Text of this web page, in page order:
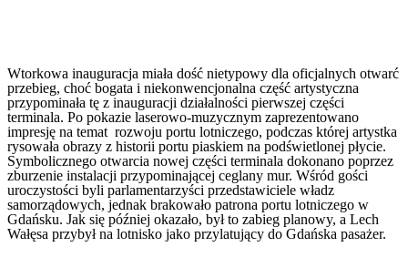
Wtorkowa inauguracja miała dość nietypowy dla oficjalnych otwarć
przebieg, choć bogata i niekonwencjonalna część artystyczna
przypominała tę z inauguracji działalności pierwszej części
terminala. Po pokazie laserowo-muzycznym zaprezentowano
impresję na temat rozwoju portu lotniczego, podczas której artystka
rysowała obrazy z historii portu piaskiem na podświetlonej płycie.
Symbolicznego otwarcia nowej części terminala dokonano poprzez
zburzenie instalacji przypominającej ceglany mur. Wśród gości
uroczystości byli parlamentarzyści przedstawiciele władz
samorządowych, jednak brakowało patrona portu lotniczego w
Gdańsku. Jak się później okazało, był to zabieg planowy, a Lech
Wałęsa przybył na lotnisko jako przylatujący do Gdańska pasażer.